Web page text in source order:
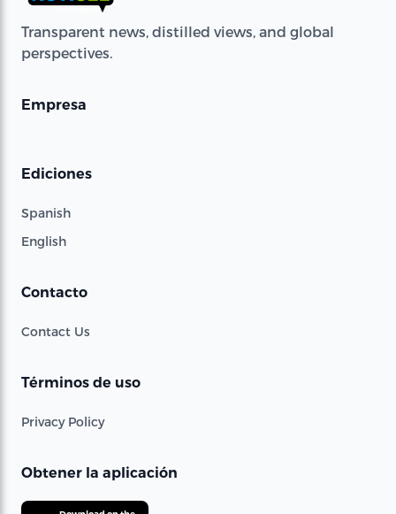
Transparent news, distilled views, and global
perspectives.
Empresa
Ediciones
Spanish
English
Contacto
Contact Us
Términos de uso
Privacy Policy
Obtener la aplicación